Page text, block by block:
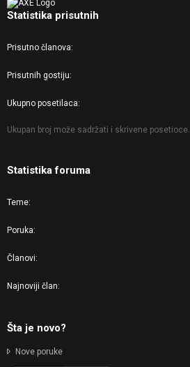
Statistika prisutnih
Prisutno članova
Prisutnih gostiju
Ukupno posetilaca
Ukupan broj može sadržati i skrivene posetioce.
Statistika foruma
Teme
Poruka
Članovi
Najnoviji član
Šta je novo?
Nove poruke